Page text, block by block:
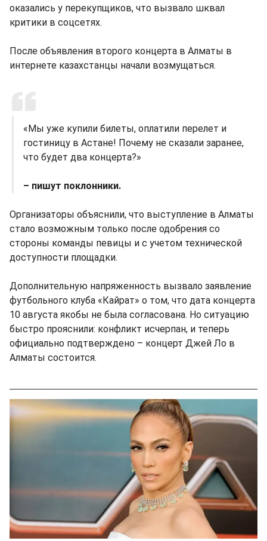
оказались у перекупщиков, что вызвало шквал
критики в соцсетях.
После объявления второго концерта в Алматы в
интернете казахстанцы начали возмущаться.
«Мы уже купили билеты, оплатили перелет и
гостиницу в Астане! Почему не сказали заранее,
что будет два концерта?»
– пишут поклонники.
Организаторы объяснили, что выступление в Алматы
стало возможным только после одобрения со
стороны команды певицы и с учетом технической
доступности площадки.
Дополнительную напряженность вызвало заявление
футбольного клуба «Кайрат» о том, что дата концерта
10 августа якобы не была согласована. Но ситуацию
быстро прояснили: конфликт исчерпан, и теперь
официально подтверждено – концерт Джей Ло в
Алматы состоится.